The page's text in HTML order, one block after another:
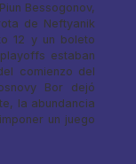
Bessogonov,
de Neftyanik
12 y un boleto
estaban
comienzo del
Bor dejó
la abundancia
un juego